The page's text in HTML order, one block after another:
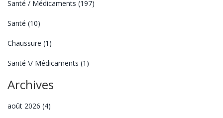
Santé / Médicaments (197)
Santé (10)
Chaussure (1)
Santé \/ Médicaments (1)
Archives
août 2026 (4)